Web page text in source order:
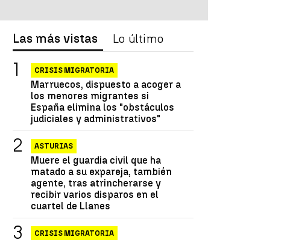
Las más vistas Lo último
CRISIS MIGRATORIA
Marruecos, dispuesto a acoger a
los menores migrantes si
España elimina los "obstáculos
judiciales y administrativos"
ASTURIAS
Muere el guardia civil que ha
matado a su expareja, también
agente, tras atrincherarse y
recibir varios disparos en el
cuartel de Llanes
CRISIS MIGRATORIA